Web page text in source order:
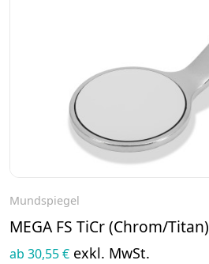
Mundspiegel
MEGA FS TiCr (Chrom/Titan)
ab 30,55 € exkl. MwSt.